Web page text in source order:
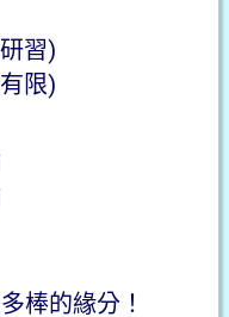
習)
限)
棒的緣分！